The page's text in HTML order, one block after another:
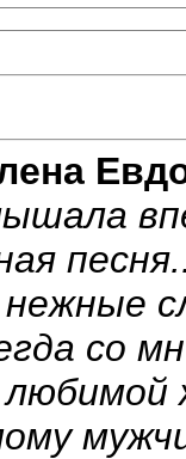
нежные
со